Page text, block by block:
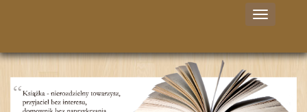
w
Szadku
Przełącz
nawigację